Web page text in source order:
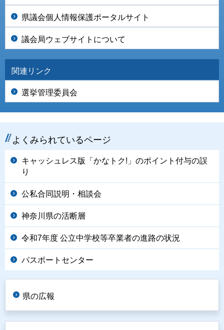
県議会個人情報保護ポータルサイト
議会局ウェブサイトについて
関連リンク
選挙管理委員会
よくみられているページ
キャッシュレス版「かなトク!」のポイント付与の誤
り
公私合同説明・相談会
神奈川県の活断層
令和7年度 公立中学校等卒業者の進路の状況
パスポートセンター
県の広報